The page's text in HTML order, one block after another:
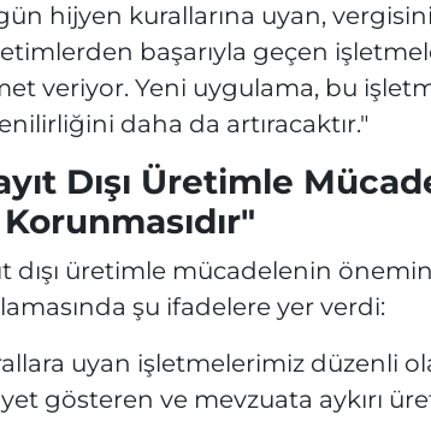
hijyen kurallarına uyan,
başarıyla geçen
veriyor. Yeni uygulama, bu
daha da artıracaktır."
Dışı Üretimle
dışı üretimle mücadelenin
şu ifadelere yer verdi:
uyan işletmelerimiz düzenli
gösteren ve mevzuata aykırı